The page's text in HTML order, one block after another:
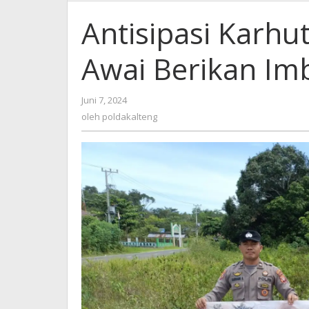
Antisipasi
Awai Berikan
Juni 7, 2024
poldakalteng
oleh poldakalteng